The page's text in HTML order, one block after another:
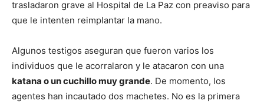
trasladaron grave al Hospital de La Paz con preaviso para
que le intenten reimplantar la mano.
Algunos testigos aseguran que fueron varios los
individuos que le acorralaron y le atacaron con una
katana o un cuchillo muy grande. De momento, los
agentes han incautado dos machetes. No es la primera